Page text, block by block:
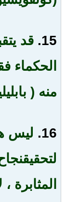
15. قد
الحكماء
منه (
16.
ليس
لتحقيق